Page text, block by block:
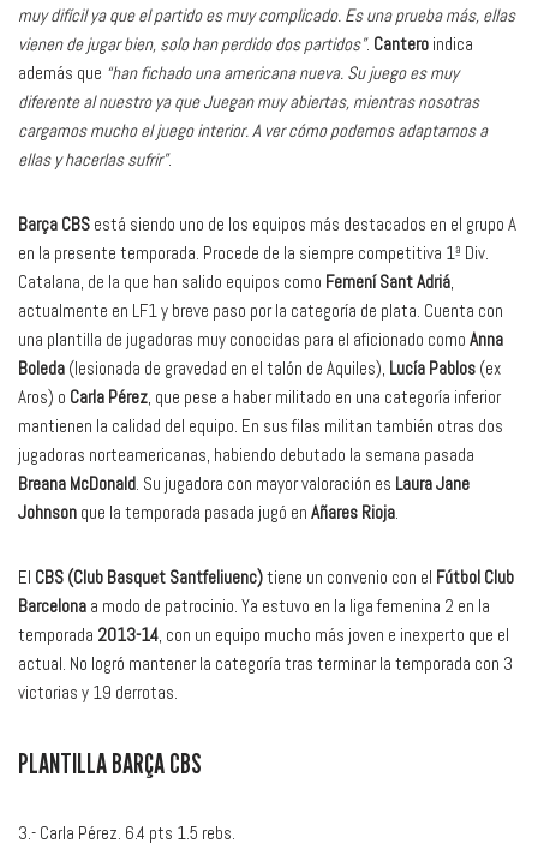
muy difícil ya que el partido es muy complicado. Es una prueba más, ellas
vienen de jugar bien, solo han perdido dos partidos”. Cantero indica
además que “han fichado una americana nueva. Su juego es muy
diferente al nuestro ya que Juegan muy abiertas, mientras nosotras
cargamos mucho el juego interior. A ver cómo podemos adaptarnos a
ellas y hacerlas sufrir”.
Barça CBS está siendo uno de los equipos más destacados en el grupo A
en la presente temporada. Procede de la siempre competitiva 1ª Div.
Catalana, de la que han salido equipos como Femení Sant Adriá,
actualmente en LF1 y breve paso por la categoría de plata. Cuenta con
una plantilla de jugadoras muy conocidas para el aficionado como Anna
Boleda (lesionada de gravedad en el talón de Aquiles), Lucía Pablos (ex
Aros) o Carla Pérez, que pese a haber militado en una categoría inferior
mantienen la calidad del equipo. En sus filas militan también otras dos
jugadoras norteamericanas, habiendo debutado la semana pasada
Breana McDonald. Su jugadora con mayor valoración es Laura Jane
Johnson que la temporada pasada jugó en Añares Rioja.
El CBS (Club Basquet Santfeliuenc)tiene un convenio con el Fútbol Club
Barcelona a modo de patrocinio. Ya estuvo en la liga femenina 2 en la
temporada 2013-14, con un equipo mucho más joven e inexperto que el
actual. No logró mantener la categoría tras terminar la temporada con 3
victorias y 19 derrotas.
PLANTILLA BARÇA CBS
3.- Carla Pérez. 6.4 pts 1.5 rebs.